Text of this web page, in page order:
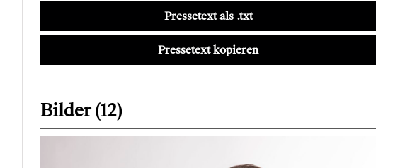
Pressetext als .txt
Pressetext kopieren
Bilder (12)